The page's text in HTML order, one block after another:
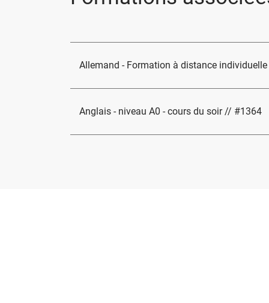
Allemand - Formation à distance
Anglais - niveau A0 - cours du soir // #1364